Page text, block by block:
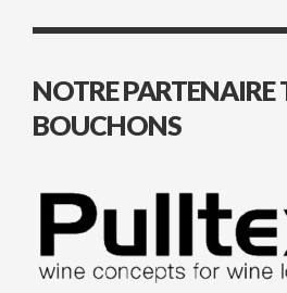
NOTRE PARTENAIRE
BOUCHONS